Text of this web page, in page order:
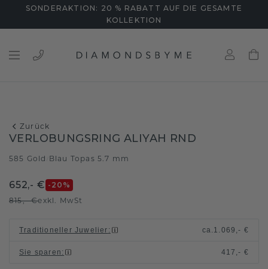
SONDERAKTION: 20 % RABATT AUF DIE GESAMTE
KOLLEKTION
Zurück
VERLOBUNGSRING ALIYAH RND
585 Gold Blau Topas 5.7 mm
652,- € -20 %
815,- €exkl. MwSt
Traditioneller Juwelier : ca. 1.069,- €
Sie sparen : 417,- €